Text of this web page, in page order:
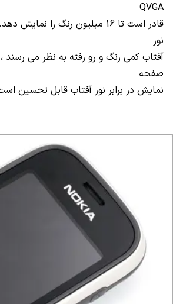
QVGA
قادر است تا 16 میلیون رنگ را
نور
آفتاب کمی رنگ و رو رفته به نظر می رسند ،
صفحه
نمایش در برابر نور آفتاب قابل تحسین